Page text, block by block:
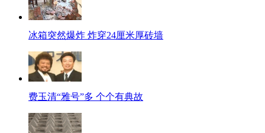
冰箱突然爆炸 炸穿24厘米厚砖墙
费玉清“雅号”多 个个有典故